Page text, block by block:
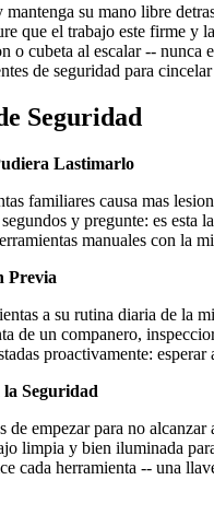
su mano libre
que el trabajo este firme y
o cubeta al escalar -- nunca
de seguridad para
Seguridad
Lastimarlo
familiares causa mas
y pregunte: es esta
manuales con la
Previa
a su rutina diaria de la
de un companero,
proactivamente:
Seguridad
de empezar para no
limpia y bien iluminada
cada herramienta -- una